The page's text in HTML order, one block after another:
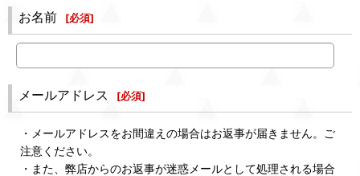
お名前 [必須]
メールアドレス [必須]
・メールアドレスをお間違えの場合はお返事が届きません。ご
注意ください。
・また、弊店からのお返事が迷惑メールとして処理される場合